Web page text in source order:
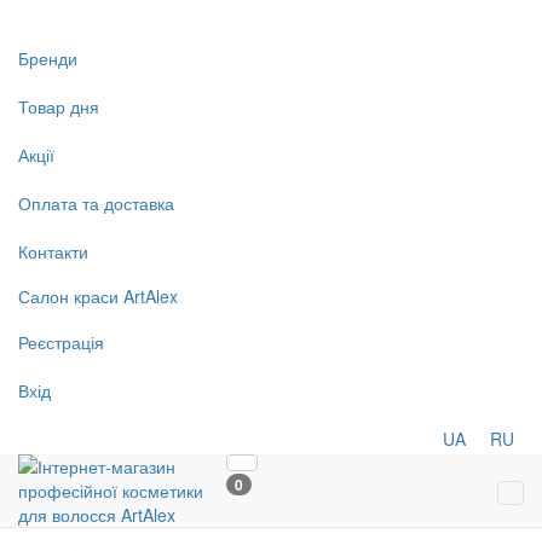
Бренди
Товар дня
Акції
Оплата та доставка
Контакти
Салон краси ArtAlex
Реєстрація
Вхід
UA RU
0